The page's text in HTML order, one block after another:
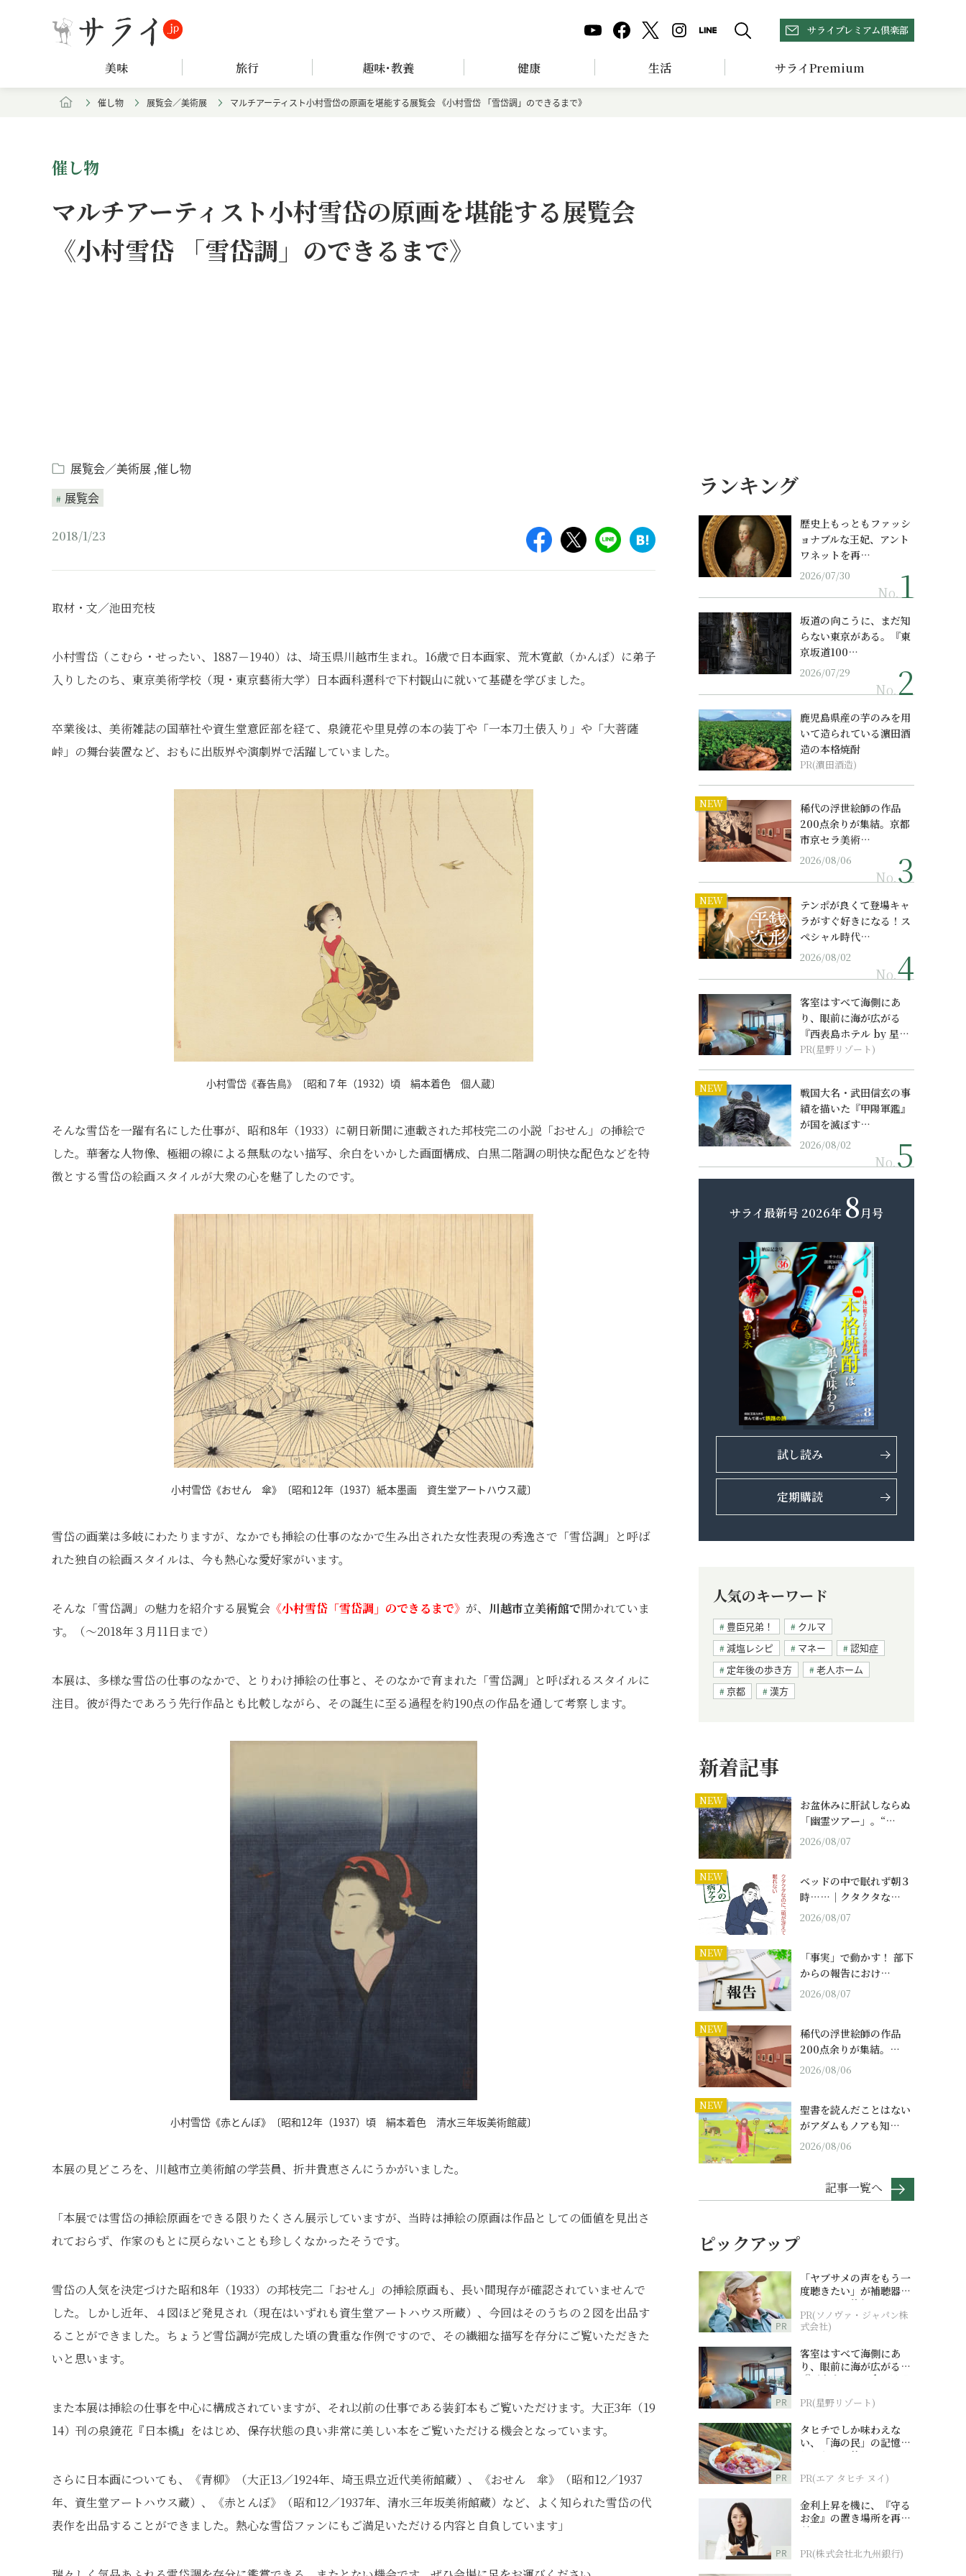
サライプレミアム倶楽部
美味 旅行 趣味･教養 健康 生活 サライPremium
催し物 展覧会／美術展 マルチアーティスト小村雪岱の原画を堪能する展覧会 《小村雪岱 「雪岱調」のできるまで》
催し物
マルチアーティスト小村雪岱の原画を堪能する展覧会
《小村雪岱 「雪岱調」のできるまで》
展覧会／美術展 催し物
展覧会
2018/1/23
取材・文／池田充枝
小村雪岱（こむら・せったい、1887－1940）は、埼玉県川越市生まれ。16歳で日本画家、荒木寛畝（かんぽ）に弟子
入りしたのち、東京美術学校（現・東京藝術大学）日本画科選科で下村観山に就いて基礎を学びました。
卒業後は、美術雑誌の国華社や資生堂意匠部を経て、泉鏡花や里見弴の本の装丁や「一本刀土俵入り」や「大菩薩
峠」の舞台装置など、おもに出版界や演劇界で活躍していました。
小村雪岱《春告鳥》〔昭和７年（1932）頃 絹本着色 個人蔵〕
そんな雪岱を一躍有名にした仕事が、昭和8年（1933）に朝日新聞に連載された邦枝完二の小説「おせん」の挿絵で
した。華奢な人物像、極細の線による無駄のない描写、余白をいかした画面構成、白黒二階調の明快な配色などを特
徴とする雪岱の絵画スタイルが大衆の心を魅了したのです。
小村雪岱《おせん 傘》〔昭和12年（1937）紙本墨画 資生堂アートハウス蔵〕
雪岱の画業は多岐にわたりますが、なかでも挿絵の仕事のなかで生み出された女性表現の秀逸さで「雪岱調」と呼ば
れた独自の絵画スタイルは、今も熱心な愛好家がいます。
そんな「雪岱調」の魅力を紹介する展覧会 《小村雪岱「雪岱調」のできるまで》 が、 川越市立美術館で開かれていま
す。（～2018年３月11日まで）
本展は、多様な雪岱の仕事のなかで、とりわけ挿絵の仕事と、そのなかで育まれた「雪岱調」と呼ばれるスタイルに
注目。彼が得たであろう先行作品とも比較しながら、その誕生に至る過程を約190点の作品を通して考察します。
小村雪岱《赤とんぼ》〔昭和12年（1937）頃 絹本着色 清水三年坂美術館蔵〕
本展の見どころを、川越市立美術館の学芸員、折井貴恵さんにうかがいました。
「本展では雪岱の挿絵原画をできる限りたくさん展示していますが、当時は挿絵の原画は作品としての価値を見出さ
れておらず、作家のもとに戻らないことも珍しくなかったそうです。
雪岱の人気を決定づけた昭和8年（1933）の邦枝完二「おせん」の挿絵原画も、長い間現存が確認されていませんで
した。しかし近年、４図ほど発見され（現在はいずれも資生堂アートハウス所蔵）、今回はそのうちの２図を出品す
ることができました。ちょうど雪岱調が完成した頃の貴重な作例ですので、その繊細な描写を存分にご覧いただきた
いと思います。
また本展は挿絵の仕事を中心に構成されていますが、それ以前の仕事である装釘本もご覧いただけます。大正3年（19
14）刊の泉鏡花『日本橋』をはじめ、保存状態の良い非常に美しい本をご覧いただける機会となっています。
さらに日本画についても、《青柳》（大正13／1924年、埼玉県立近代美術館蔵）、《おせん 傘》（昭和12／1937
年、資生堂アートハウス蔵）、《赤とんぼ》（昭和12／1937年、清水三年坂美術館蔵）など、よく知られた雪岱の代
表作を出品することができました。熱心な雪岱ファンにもご満足いただける内容と自負しています」
ランキング
歴史上もっともファッシ
ョナブルな王妃、アント
ワネットを再…
2026/07/30
No.
坂道の向こうに、まだ知
らない東京がある。『東
京坂道100…
2026/07/29
No.
鹿児島県産の芋のみを用
いて造られている濵田酒
造の本格焼酎
PR(濵田酒造)
NEW
稀代の浮世絵師の作品
200点余りが集結。京都
市京セラ美術…
2026/08/06
No.
NEW
テンポが良くて登場キャ
ラがすぐ好きになる！ス
ペシャル時代…
2026/08/02
No.
客室はすべて海側にあ
り、眼前に海が広がる
『西表島ホテル by 星野
リゾート』
PR(星野リゾート)
NEW
戦国大名・武田信玄の事
績を描いた『甲陽軍鑑』
が国を滅ぼす…
2026/08/02
No.
サライ最新号 2026年 8月号
試し読み
定期購読
人気のキーワード
豊臣兄弟！
クルマ
減塩レシピ
マネー
認知症
定年後の歩き方
老人ホーム
京都
漢方
新着記事
NEW
お盆休みに肝試しならぬ
「幽霊ツアー」。“…
2026/08/07
NEW
ベッドの中で眠れず朝３
時……｜クタクタな…
2026/08/07
NEW
「事実」で動かす！ 部下
からの報告におけ…
2026/08/07
NEW
稀代の浮世絵師の作品
200点余りが集結。…
2026/08/06
NEW
聖書を読んだことはない
がアダムもノアも知…
2026/08/06
記事一覧へ
ピックアップ
PR
「ヤブサメの声をもう一
度聴きたい」が補聴器チ
ャレンジの後押しに
PR(ソノヴァ・ジャパン株
式会社)
PR
客室はすべて海側にあ
り、眼前に海が広がる
『西表島ホテル by 星野
PR(星野リゾート)
PR
タヒチでしか味わえな
い、「海の民」の記憶へ
とつながる旅
PR(エア タヒチ ヌイ)
PR
金利上昇を機に、『守る
お金』の置き場所を再検
討
PR(株式会社北九州銀行)